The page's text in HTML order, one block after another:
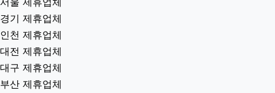
경기 제휴업체
인천 제휴업체
대전 제휴업체
대구 제휴업체
부산 제휴업체